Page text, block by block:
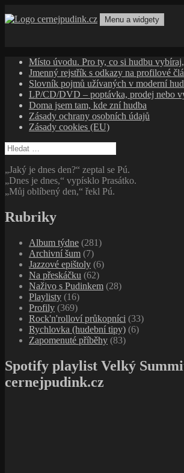
k
Menu a widgety
Místo úvodu. Pro ty, co si hudbu
Jmenný rejstřík s odkazy na profilové
Slovník pojmů užívaných v moderní
LP/CD/DVD – poptávka, prodej nebo
Doma jsem tam, kde zní hudba
Zásady ochrany osobních údajů
Zásady cookies (EU)
Vyhledávání
„Jaký je dnes den?“ zeptal se Pú.
„Dnes je dnes,“ vypísklo Prasátko.
„Můj oblíbený den,“ řekl Pú.
Rubriky
Album týdne (281)
Archivní šum (7)
Jazzové epištoly (6)
Na přeskáčku (62)
Naživo s Pudinkem (28)
Playlisty (16)
Profily (369)
Rock'n'rolloví průkopníci (33)
Rychlovka (hudební tipy) (6)
Zapomenuté příběhy (83)
Spotify playlist Velký
cernejpudink.cz